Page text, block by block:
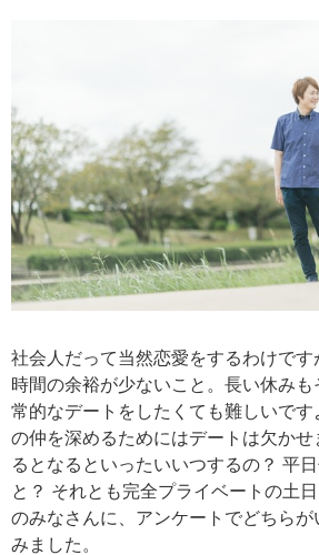
社会人だって当然恋愛をするわけで
時間の余裕が少ないこと。長い休みも
常的なデートをしたくても難しいです
の仲を深めるためにはデートは欠か
るとなるといったいいつするの？ 平
と？ それとも完全プライベートの土
のみなさんに、アンケートでどちらが
みました。